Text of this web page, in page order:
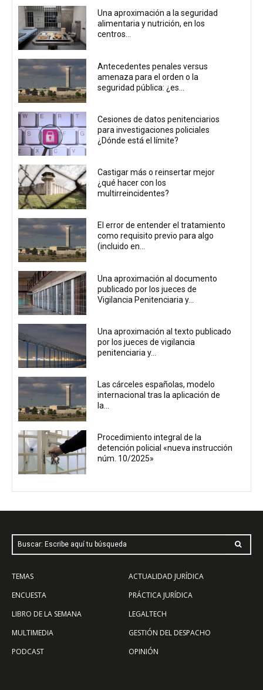
Una aproximación a la seguridad
alimentaria y nutrición, en los
centros...
Antecedentes penales versus
amenaza para el orden o la
seguridad pública: ¿es...
Cesiones de datos penitenciarios
para investigaciones policiales
¿Dónde está el límite?
Castigar más o reinsertar mejor
¿qué hacer con los
multirreincidentes?
El error de entender el tratamiento
como requisito previo para algo
(incluido en...
Una aproximación al documento
publicado por los jueces de
Vigilancia Penitenciaria y...
Una aproximación al texto publicado
por los jueces de vigilancia
penitenciaria y...
Las cárceles españolas, modelo
internacional tras la aplicación de
la...
Procedimiento integral de la
detención policial «nueva instrucción
núm. 10/2025»
Buscar: Escribe aquí tu búsqueda
TEMAS
ENCUESTA
LIBRO DE LA SEMANA
MULTIMEDIA
PODCAST
ACTUALIDAD JURÍDICA
PRÁCTICA JURÍDICA
LEGALTECH
GESTIÓN DEL DESPACHO
OPINIÓN